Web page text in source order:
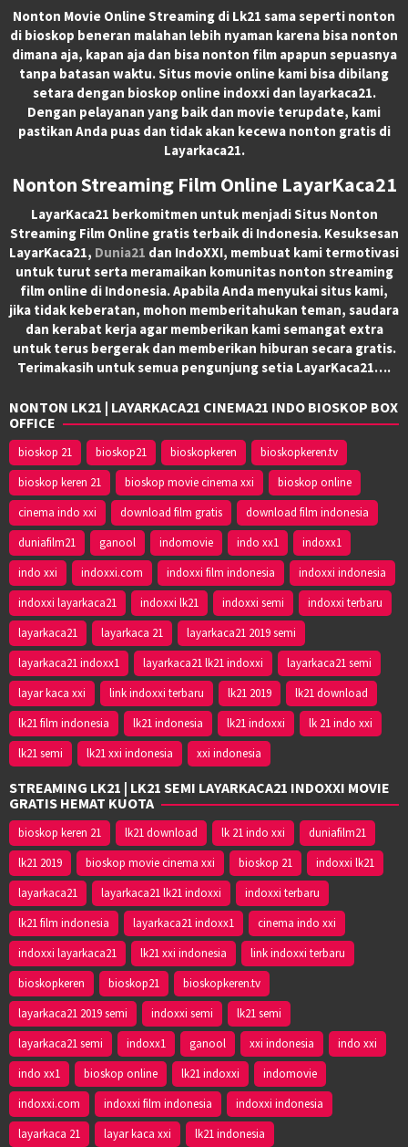
Nonton Movie Online Streaming di Lk21 sama seperti nonton
di bioskop beneran malahan lebih nyaman karena bisa nonton
dimana aja, kapan aja dan bisa nonton film apapun sepuasnya
tanpa batasan waktu. Situs movie online kami bisa dibilang
setara dengan bioskop online indoxxi dan layarkaca21.
Dengan pelayanan yang baik dan movie terupdate, kami
pastikan Anda puas dan tidak akan kecewa nonton gratis di
Layarkaca21.
Nonton Streaming Film Online LayarKaca21
LayarKaca21 berkomitmen untuk menjadi Situs Nonton
Streaming Film Online gratis terbaik di Indonesia. Kesuksesan
LayarKaca21, Dunia21 dan IndoXXI, membuat kami termotivasi
untuk turut serta meramaikan komunitas nonton streaming
film online di Indonesia. Apabila Anda menyukai situs kami,
jika tidak keberatan, mohon memberitahukan teman, saudara
dan kerabat kerja agar memberikan kami semangat extra
untuk terus bergerak dan memberikan hiburan secara gratis.
Terimakasih untuk semua pengunjung setia LayarKaca21….
NONTON LK21 | LAYARKACA21 CINEMA21 INDO BIOSKOP BOX
OFFICE
bioskop 21 bioskop21 bioskopkeren
bioskopkeren.tv
bioskop keren 21
bioskop movie cinema xxi
bioskop online
cinema indo xxi
download film gratis
download film indonesia
duniafilm21
ganool indomovie indo xx1
indoxx1
indo xxi
indoxxi.com indoxxi film indonesia
indoxxi indonesia
indoxxi layarkaca21
indoxxi lk21 indoxxi semi
indoxxi terbaru
layarkaca21
layarkaca 21
layarkaca21 2019 semi
layarkaca21 indoxx1
layarkaca21 lk21 indoxxi
layarkaca21 semi
layar kaca xxi
link indoxxi terbaru lk21 2019
lk21 download
lk21 film indonesia
lk21 indonesia lk21 indoxxi
lk 21 indo xxi
lk21 semi
lk21 xxi indonesia xxi indonesia
STREAMING LK21 | LK21 SEMI LAYARKACA21 INDOXXI MOVIE
GRATIS HEMAT KUOTA
bioskop keren 21 lk21 download lk 21 indo xxi
duniafilm21
lk21 2019
bioskop movie cinema xxi bioskop 21
indoxxi lk21
layarkaca21
layarkaca21 lk21 indoxxi
indoxxi terbaru
lk21 film indonesia
layarkaca21 indoxx1
cinema indo xxi
indoxxi layarkaca21
lk21 xxi indonesia
link indoxxi terbaru
bioskopkeren
bioskop21
bioskopkeren.tv
layarkaca21 2019 semi
indoxxi semi
lk21 semi
layarkaca21 semi
indoxx1 ganool xxi indonesia
indo xxi
indo xx1
bioskop online lk21 indoxxi
indomovie
indoxxi.com
indoxxi film indonesia
indoxxi indonesia
layarkaca 21
layar kaca xxi lk21 indonesia